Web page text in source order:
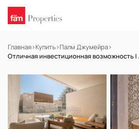
Главная›Купить›Палм Джумейра›
Отличная инвестиционная возможность
НА ПРОДАЖУ Готов к заселению